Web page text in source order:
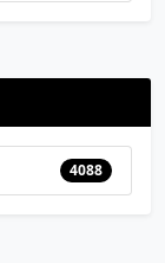
4088